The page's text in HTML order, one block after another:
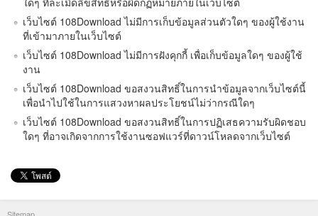
เว็บไซต์ 108Download ไม่มีการเก็บข้อมูลส่วนตัวใดๆ ของผู้ใช้งาน
ที่เข้ามาภายในเว็บไซต์
เว็บไซต์ 108Download ไม่มีการฝังคุกกี้ เพื่อเก็บข้อมูลใดๆ ของผู้ใช้
งาน
เว็บไซต์ 108Download ขอสงวนสิทธิ์ในการนำข้อมูลจากเว็บไซต์นี้
เพื่อนำไปใช้ในการแสวงหาผลประโยชน์ไม่ว่ากรณีใดๆ
เว็บไซต์ 108Download ขอสงวนสิทธิ์ในการปฏิเสธความรับผิดชอบ
ใดๆ ที่อาจเกิดจากการใช้งานซอฟแวร์ที่ดาวน์โหลดจากเว็บไซต์